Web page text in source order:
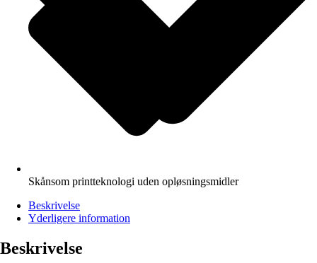
Skånsom printteknologi uden opløsningsmidler
Beskrivelse
Yderligere information
Beskrivelse